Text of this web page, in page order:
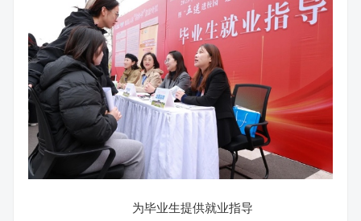
为毕业生提供就业指导